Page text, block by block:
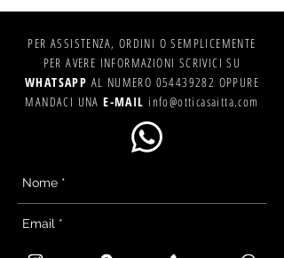
PER ASSISTENZA, ORDINI O SEMPLICEMENTE
PER AVERE INFORMAZIONI SCRIVICI SU
WHATSAPP AL NUMERO 054439282 OPPURE
MANDACI UNAE-MAIL info@otticasaitta.com